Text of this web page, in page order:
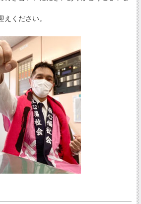
ください。